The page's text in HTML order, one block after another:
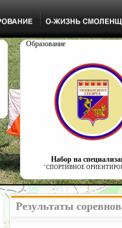
Образование
Набор на
"СПОРТИВНОЕ
Результаты